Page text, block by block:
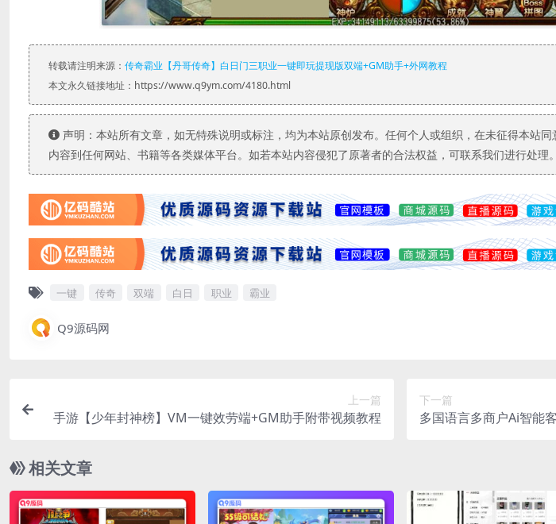
转载请注明来源： 传奇霸业【丹哥传奇】白日门三职业一键即玩提现版双端+GM助手+外网教程
本文永久链接地址：https://www.q9ym.com/4180.html
声明：本站所有文章，如无特殊说明或标注，均为本站原创发布。任何个人或组织，在未征得本站
内容到任何网站、书籍等各类媒体平台。如若本站内容侵犯了原著者的合法权益，可联系我们进行处理。
一键 传奇 双端 白日 职业 霸业
Q9源码网
上一篇
手游【少年封神榜】VM一键效劳端+GM助手附带视频教程
下一篇
多国语言多商户Ai智能
相关文章